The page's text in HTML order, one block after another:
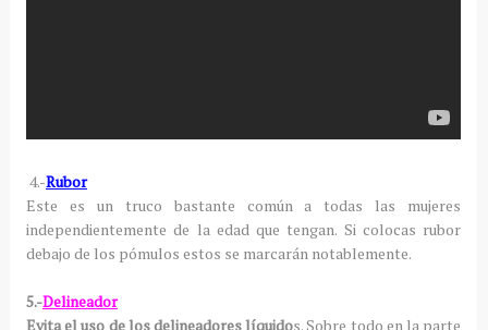
4.-Rubor
Este es un truco bastante común a todas las mujeres
independientemente de la edad que tengan. Si colocas rubor
debajo de los pómulos estos se marcarán notablemente.
5.-Delineador
Evita el uso de los delineadores líquidos. Sobre todo en la parte